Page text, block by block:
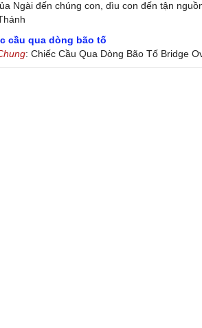
Ngài đến chúng con, dìu con đến tận
cầu qua dòng bão tố
: Chiếc Cầu Qua Dòng Bão Tố Bridge
Water by Simon & Garfunkel (Released